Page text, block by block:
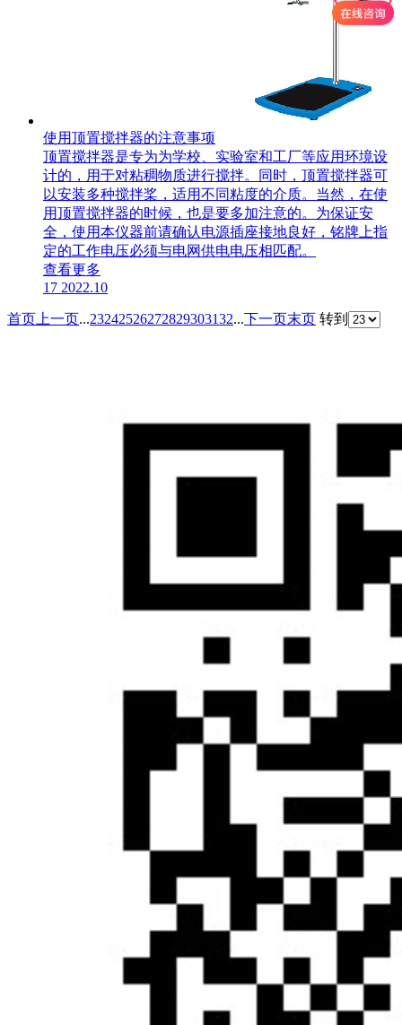
使用顶置搅拌器的注意事项
​顶置搅拌器是专为为学校、实验室和工厂等应用环境设
计的，用于对粘稠物质进行搅拌。同时，顶置搅拌器可
以安装多种搅拌桨，适用不同粘度的介质。当然，在使
用顶置搅拌器的时候，也是要多加注意的。为保证安
全，使用本仪器前请确认电源插座接地良好，铭牌上指
定的工作电压必须与电网供电电压相匹配。
查看更多
17 2022.10
首页 上一页...23242526272829303132...下一页末页 转到